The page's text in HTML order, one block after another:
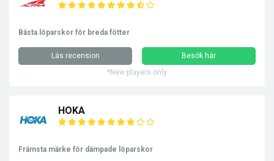
Bästa löparskor för breda fötter
Läs recension
Besök här
*New players only
HOKA
Främsta märke för dämpade löparskor